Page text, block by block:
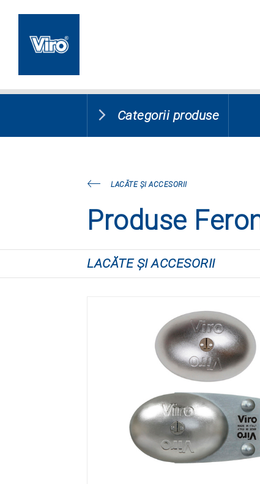
Categorii produse
LACĂTE ŞI ACCESORII
Produse
LACĂTE ŞI ACCESORII